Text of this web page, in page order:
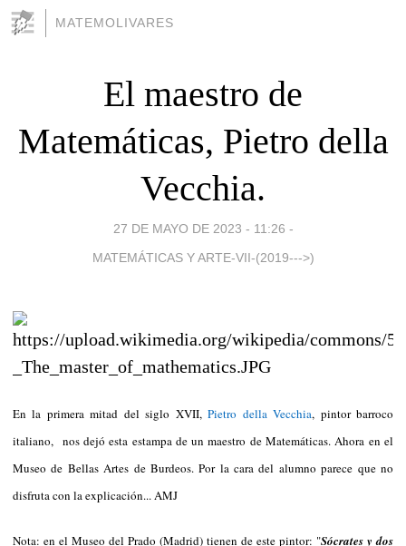
MATEMOLIVARES
El maestro de
Matemáticas, Pietro della
Vecchia.
27 DE MAYO DE 2023 - 11:26 -
MATEMÁTICAS Y ARTE-VII-(2019--->)
En la primera mitad del siglo XVII,Pietro della Vecchia, pintor barroco
italiano, nos dejó esta estampa de un maestro de Matemáticas. Ahora en el
Museo de Bellas Artes de Burdeos. Por la cara del alumno parece que no
disfruta con la explicación... AMJ
Nota: en el Museo del Prado (Madrid) tienen de este pintor: "Sócrates y dos